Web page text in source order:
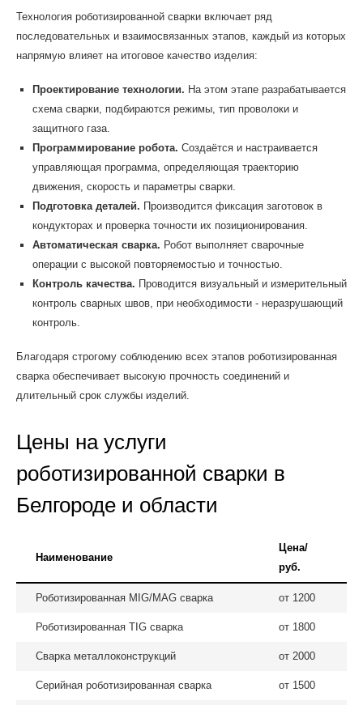
Технология роботизированной сварки включает ряд
последовательных и взаимосвязанных этапов, каждый из которых
напрямую влияет на итоговое качество изделия:
Проектирование технологии. На этом этапе разрабатывается
схема сварки, подбираются режимы, тип проволоки и
защитного газа.
Программирование робота. Создаётся и настраивается
управляющая программа, определяющая траекторию
движения, скорость и параметры сварки.
Подготовка деталей. Производится фиксация заготовок в
кондукторах и проверка точности их позиционирования.
Автоматическая сварка. Робот выполняет сварочные
операции с высокой повторяемостью и точностью.
Контроль качества. Проводится визуальный и измерительный
контроль сварных швов, при необходимости - неразрушающий
контроль.
Благодаря строгому соблюдению всех этапов роботизированная
сварка обеспечивает высокую прочность соединений и
длительный срок службы изделий.
Цены на услуги
роботизированной сварки в
Белгороде и области
Наименование
Цена/
руб.
Роботизированная MIG/MAG сварка от 1200
Роботизированная TIG сварка от 1800
Сварка металлоконструкций от 2000
Серийная роботизированная сварка от 1500